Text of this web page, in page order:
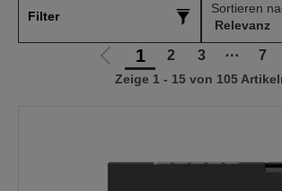
Filter
Sortieren
Zur
vorherigen
1 2 3 ⋯ 7
Zeige 1 - 15 von 105